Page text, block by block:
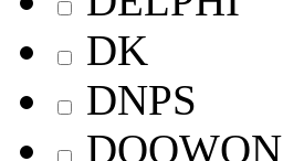
DK
DNPS
DOOWON